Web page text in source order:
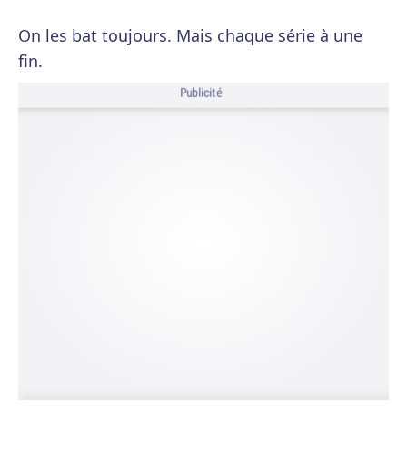
On les bat toujours. Mais chaque série à une
fin.
Publicité